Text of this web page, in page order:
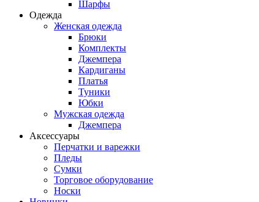
Шарфы
Одежда
Женская одежда
Брюки
Комплекты
Джемпера
Кардиганы
Платья
Туники
Юбки
Мужская одежда
Джемпера
Аксессуары
Перчатки и варежки
Пледы
Сумки
Торговое оборудование
Носки